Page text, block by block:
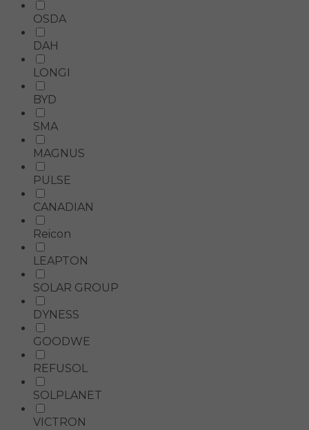
OSDA
DAH
LONGI
BYD
SMA
MAGNUS
PULSE
CANADIAN
Reicon
LEAPTON
SOLAR GROUP
DYNESS
GOODWE
REFUSOL
SOLPLANET
VICTRON